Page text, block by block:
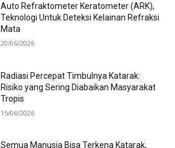
Auto Refraktometer Keratometer (ARK),
Teknologi Untuk Deteksi Kelainan Refraksi
Mata
20/06/2026
Radiasi Percepat Timbulnya Katarak:
Risiko yang Sering Diabaikan Masyarakat
Tropis
15/06/2026
Semua Manusia Bisa Terkena Katarak,